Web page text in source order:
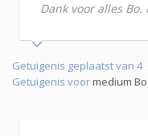
Dank voor alles
Getuigenis geplaatst van 4
Getuigenis voormedium Bo